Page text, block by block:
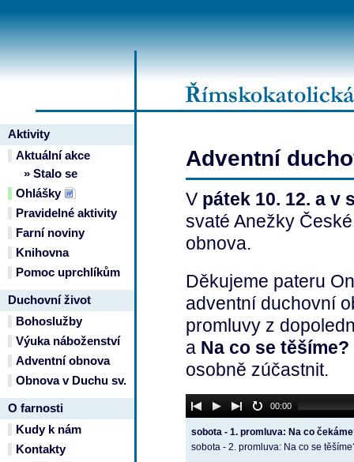
Aktivity
Aktuální akce
» Stalo se
Ohlášky
Pravidelné aktivity
Farní noviny
Knihovna
Pomoc uprchlíkům
Duchovní život
Bohoslužby
Výuka náboženství
Adventní obnova
Obnova v Duchu sv.
O farnosti
Kudy k nám
Kontakty
Adventní
V pátek 10. 12. a v
svaté Anežky
obnova.
Děkujeme pateru
adventní duchovní
promluvy z
a Na co se těšíme?
osobně zúčastnit.
Audio
Player
sobota - 1. promluva: Na co
sobota - 2. promluva: Na co se
00:00